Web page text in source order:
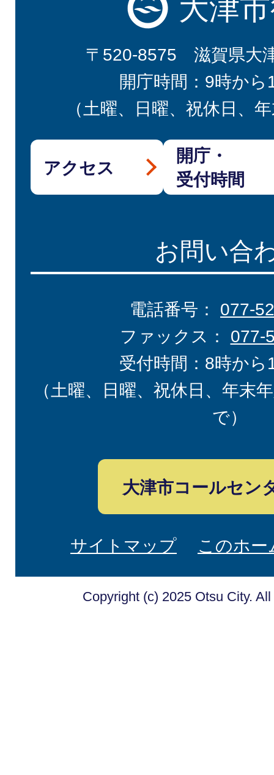
大津
〒520-8575 滋賀県大
開庁時間：9時から
（土曜、日曜、祝休日、
アクセス
開庁・
受付時間
お問い合
電話番号： 077-
ファックス： 077-
受付時間：8時から
（土曜、日曜、祝休日、年末
で）
大津市コールセン
サイトマップ このホ
Copyright (c) 2025 Otsu City.